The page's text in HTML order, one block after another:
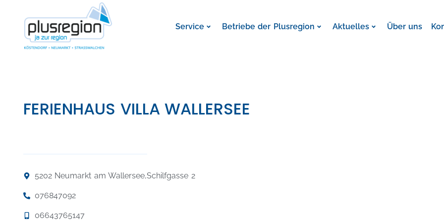
Service Betriebe der Plusregion Aktuelles Über uns
FERIENHAUS VILLA WALLERSEE
5202 Neumarkt am Wallersee,Schilfgasse 2
076847092
06643765147